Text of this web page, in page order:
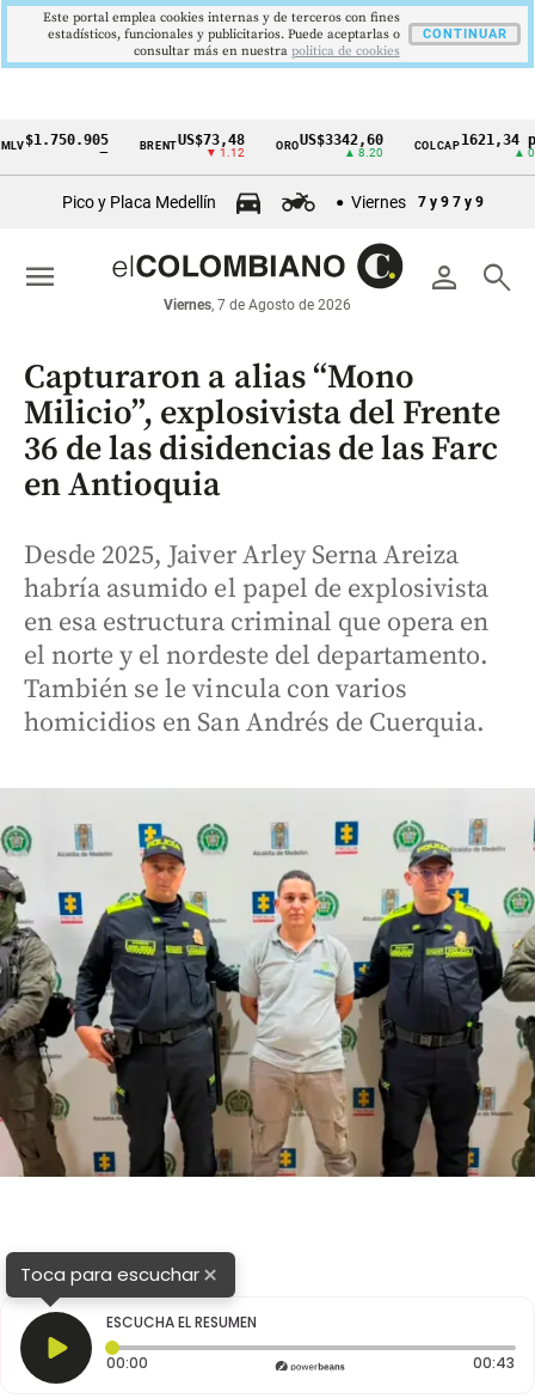
Cintillo
económicos
Colombia
BRENT US$73,48
▼ 1.12
ORO US$3342,60 COLCAP1621,34 pts
Pico y Placa Medellín Viernes 7 y 9 7 y 9
person search
Viernes, 7 de Agosto de 2026
menu
Capturaron a alias “Mono
Milicio”, explosivista del Frente
36 de las disidencias de las Farc
en Antioquia
Desde 2025, Jaiver Arley Serna Areiza
habría asumido el papel de explosivista
en esa estructura criminal que opera en
el norte y el nordeste del departamento.
También se le vincula con varios
homicidios en San Andrés de Cuerquia.
Toca para escuchar×
ESCUCHA EL RESUMEN
00:00 Tiempo transcurrido: 0 segundos 00:43
Este portal emplea cookies internas y de terceros con fines
estadísticos, funcionales y publicitarios. Puede aceptarlas o
consultar más en nuestra politica de cookies
CONTINUAR